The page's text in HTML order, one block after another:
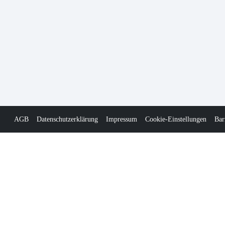
AGB Datenschutzerklärung Impressum Cookie-Einstellungen